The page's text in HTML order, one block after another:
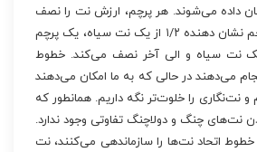
داده می‌شوند. هر پرچم، ارزش نت را نصف
می‌کند، بنابراین یک پرچم نشان دهنده ۱/۲ از یک نت سیاه، یک پرچم
آن را به ۱/۴ از یک نت سیاه و الی آخر نصف می‌کند. خطوط
می‌دهند در حالی که به ما امکان می‌دهند
و نت‌نگاری را خلوت‌تر نگه داریم. همانطور که
نت‌های چنگ و دولاچنگ تفاوتی وجود ندارد.
خطوط اتحاد نت‌ها را سازماندهی می‌کنند، نت